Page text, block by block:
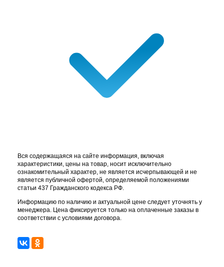
Вся содержащаяся на сайте информация, включая
характеристики, цены на товар, носит исключительно
ознакомительный характер, не является исчерпывающей и не
является публичной офертой, определяемой положениями
статьи 437 Гражданского кодекса РФ.
Информацию по наличию и актуальной цене следует уточнять у
менеджера. Цена фиксируется только на оплаченные заказы в
соответствии с условиями договора.